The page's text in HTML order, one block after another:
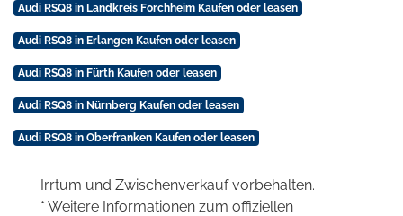
Audi RSQ8 in Landkreis Forchheim Kaufen oder leasen
Audi RSQ8 in Erlangen Kaufen oder leasen
Audi RSQ8 in Fürth Kaufen oder leasen
Audi RSQ8 in Nürnberg Kaufen oder leasen
Audi RSQ8 in Oberfranken Kaufen oder leasen
Irrtum und Zwischenverkauf vorbehalten.
* Weitere Informationen zum offiziellen